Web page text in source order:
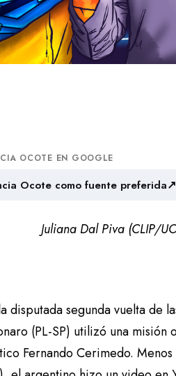
OCOTE EN GOOGLE
Ocote como fuente preferida↗
Juliana Dal Piva (CLIP/
disputada segunda vuelta de
(PL-SP) utilizó una
Fernando Cerimedo.